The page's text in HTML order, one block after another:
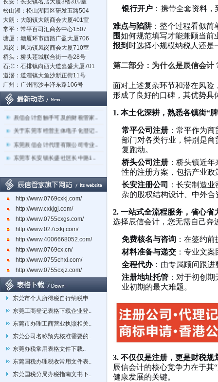
长安：长安镇名店大厦3楼310室
松山湖：松山湖园区研发五路504
大朗：大朗镇大朗商会大厦401室
常平：常平百司汇商务中心1507
塘厦：塘厦环市西路广盈大厦706
凤岗：凤岗镇凤岗商会大厦710室
桥头：桥头莲城联合街一巷28号
石排：石排镇向西大道嘉盛大厦701
道滘：道滘镇大鱼沙新正街11号
广州：广州南沙丰泽东路106号
立足莞深，辐射湾区：东莞市辰..
东莞创业政策与财税合规手册辰..
辰信会计您触手可及的财税管家..
关于东莞市经营主体电子化登记..
东莞辰信会计代理有限公司专业..
东莞市长安镇长盛社区长中路1..
http://www.0769cxkj.com/
http://www.cxkjgj.com/
http://www.0755cxgs.com/
http://www.027cxkj.com/
http://www.4006668052.com/
http://www.0769cx.cn/
http://www.0755chxi.com/
http://www.0755cxjz.com/
东莞市个人所得税自行纳税申..
东莞工商登记表格下载企业登..
东莞市办理工商营业执照相关..
东莞公司名称预先核准需要的..
东莞办税常用表格文件下载..
东莞国税办理税收常用文件表..
东莞国税分局办税指南文书下..
银行开户 ：携带全套资料
难点与陷阱：整个过程看似简
围如何规范填写才能兼顾当前
报到 时选择小规模纳税人还是
第二部分：为什么是辰信会
面对上述复杂环节和潜在风险
形成了良好的口碑，其优势具
1. 本土化深耕，熟悉各镇街“
常平公司注册 ：常平作为
部门对各类行业，特别是
复跑动。
桥头公司注册 ：桥头镇近
性的注册方案，包括产业
长安注册公司
：长安制造
杂的股权结构设计、中外
2. 一站式全流程服务，省心省
选择辰信会计，您无需自己奔
免费核名与咨询 ：在签约
材料准备与递交 ：专业文
全程代办：由专属顾问跟进
注册地址托管 ：对于初创
业初期的最大难题。
3. 不仅仅是注册，更是财税规
辰信会计的核心竞争力在于其
健康发展的关键。